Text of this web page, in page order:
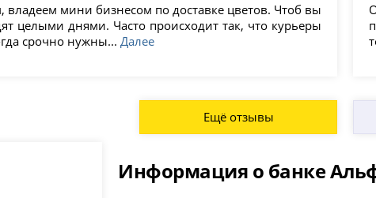
мини бизнесом по доставке цветов. Чтоб вы
целыми днями. Часто происходит так, что курьеры
срочно нужны...Далее
Ещё отзывы
Информация о банке